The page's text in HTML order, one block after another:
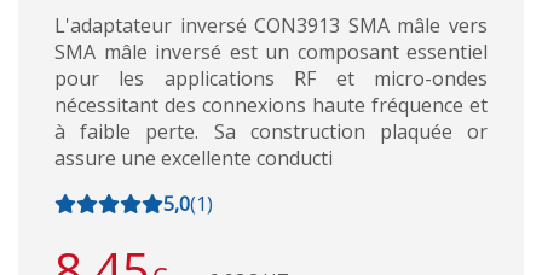
L'adaptateur inversé CON3913 SMA mâle vers
SMA mâle inversé est un composant essentiel
pour les applications RF et micro-ondes
nécessitant des connexions haute fréquence et
à faible perte. Sa construction plaquée or
assure une excellente conducti
5,0(1)